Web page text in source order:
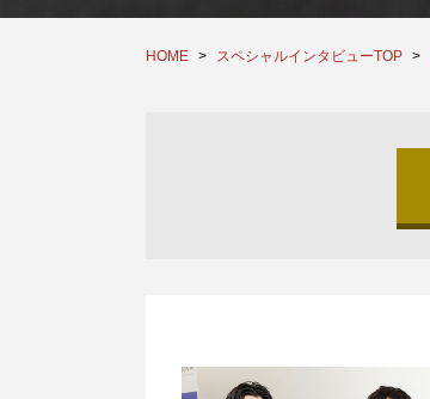
HOME スペシャルインタビューTOP